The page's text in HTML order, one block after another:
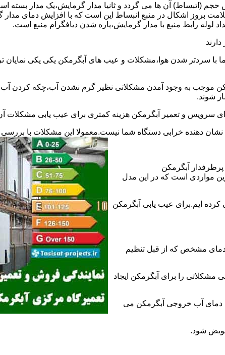
حجم (اتبساط) آن ها می گردد و ثانیا مدار گرمایش،یک مدار
بروز اشکال در منبع انبساط این است که با افزایش دمای
لوله رابط منبع با مدار گرمایش،پاره شدن دیافگرام منبع است.
با سردتر شدن هوا،مشکلات و عیب های آبگرمکن یکی یکی
موجب به وجود آمدن مشکلاتی نظیر گرم نشدن آب،چکه کردن آب
شوند.
سرویس و تعمیر آبگرمکن هزینه کمتری برای عیب یابی مشکلات
دهنده خرابی دستگاه شما نیست.معمولا این مشکلات با
پرطرفدار آبگرمکن
مواردی است که در این مدل
ایم.برای عیب یابی آبگرمکن
دمای مشخص که از قبل تنظیم
مشکلاتی را برای آبگرمکن ایجاد
دمای آب خروجی آبگرمکن می
شود.